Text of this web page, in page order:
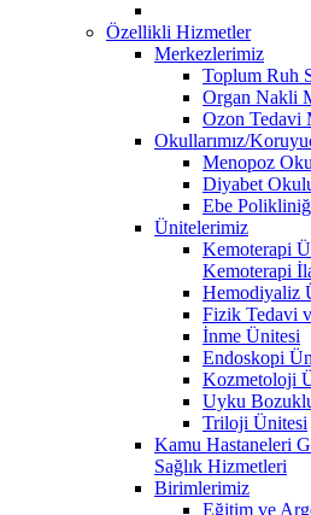
Özellikli Hizmetler
Merkezlerimiz
Toplum Ruh
Organ Nakli
Ozon Tedavi
Okullarımız/
Menopoz
Diyabet
Ebe
Ünitelerimiz
Kemoterapi
Kemoterapi
Hemodiyaliz
Fizik Tedavi
İnme Ünitesi
Endoskopi
Kozmetoloji
Uyku
Triloji Ünitesi
Kamu Hastaneleri
Sağlık Hizmetleri
Birimlerimiz
Eğitim ve